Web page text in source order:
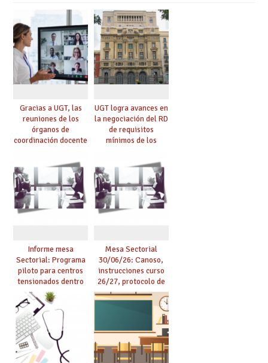
Gracias a UGT, las
reuniones de los
órganos de
coordinación docente
de manera
telemática, sin exigir
presencialidad en el
centro
UGT logra avances en
la negociación del RD
de requisitos
mínimos de los
exige al Ministerio
que los compromisos
se materialicen con
la mayor agilidad
posible
Informe mesa
Sectorial: Programa
piloto para centros
tensionados dentro
del marco del
Acuerdo de Mejoras y
evaluación del curso
25/26
Mesa Sectorial
30/06/26: Canoso,
instrucciones curso
26/27, protocolo de
agresiones.